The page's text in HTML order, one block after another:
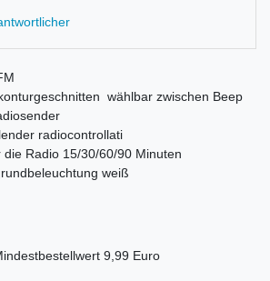
 wählbar zwischen Beep
radiocontrollati
die Radio 15/30/60/90 Minuten
weiß
9,99 Euro